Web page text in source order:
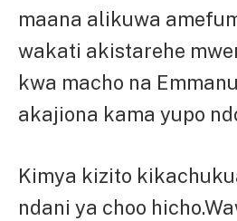
maana alikuwa
wakati akistarehe
kwa macho na
akajiona kama yupo
Kimya kizito
ndani ya choo